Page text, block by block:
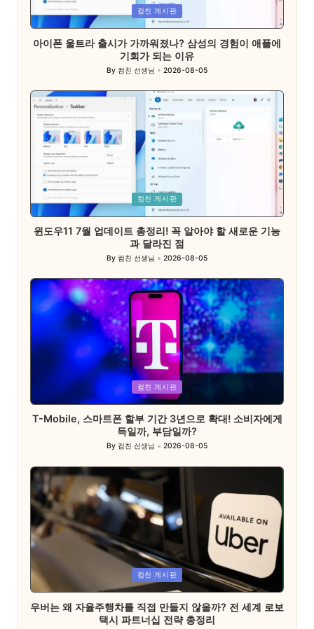
Posted
in
컴친 게시판
아이폰 울트라 출시가 가까워졌나? 삼성의 경험이 애플에
기회가 되는 이유
Posted
By 컴친 선생님 2026-08-05
Posted
in
컴친 게시판
윈도우11 7월 업데이트 총정리! 꼭 알아야 할 새로운 기능
과 달라진 점
Posted
By 컴친 선생님 2026-08-05
Posted
컴친 게시판
T-Mobile, 스마트폰 할부 기간 3년으로 확대! 소비자에게
득일까, 부담일까?
Posted
By 컴친 선생님 2026-08-05
in
컴친 게시판
우버는 왜 자율주행차를 직접 만들지 않을까? 전 세계 로보
택시 파트너십 전략 총정리